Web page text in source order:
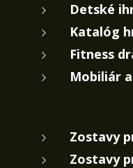
Detské
Katalóg
Fitness
Mobiliár
Zostavy
Zostavy